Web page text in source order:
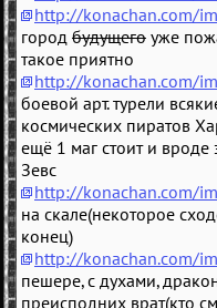
http://konachan.com/
город будущего уже
такое приятно
http://konachan.com/
боевой арт. турели
космических пиратов
ещё 1 маг стоит и вроде
Зевс
http://konachan.com/
на скале(некоторое
конец)
http://konachan.com/
пешере, с духами,
преисподних врат(кто